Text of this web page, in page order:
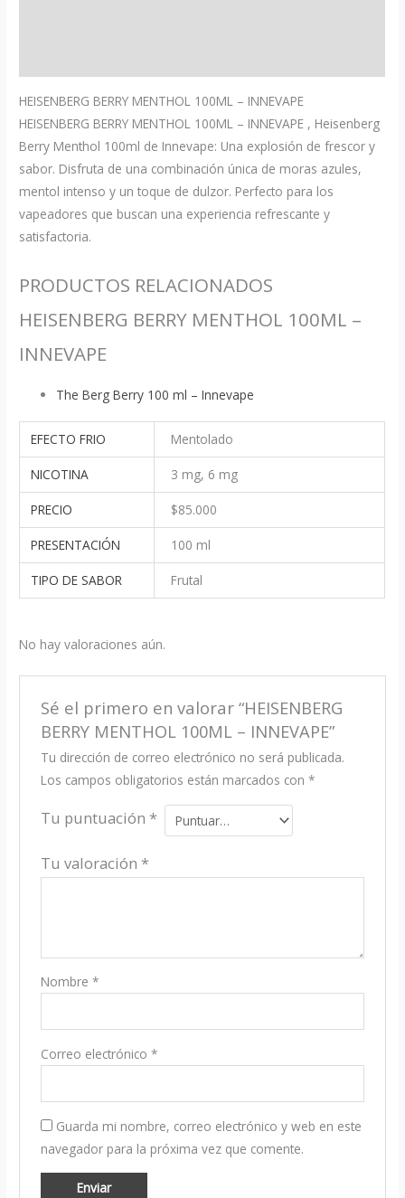
HEISENBERG BERRY MENTHOL 100ML – INNEVAPE
HEISENBERG BERRY MENTHOL 100ML – INNEVAPE , Heisenberg
Berry Menthol 100ml de Innevape: Una explosión de frescor y
sabor. Disfruta de una combinación única de moras azules,
mentol intenso y un toque de dulzor. Perfecto para los
vapeadores que buscan una experiencia refrescante y
satisfactoria.
PRODUCTOS RELACIONADOS
HEISENBERG BERRY MENTHOL 100ML –
INNEVAPE
The Berg Berry 100 ml – Innevape
EFECTO FRIO Mentolado
NICOTINA 3 mg, 6 mg
PRECIO $85.000
PRESENTACIÓN 100 ml
TIPO DE SABOR Frutal
No hay valoraciones aún.
Sé el primero en valorar “HEISENBERG
BERRY MENTHOL 100ML – INNEVAPE”
Tu dirección de correo electrónico no será publicada.
Los campos obligatorios están marcados con *
Tu puntuación *
Tu valoración *
Nombre *
Correo electrónico *
Guarda mi nombre, correo electrónico y web en este
navegador para la próxima vez que comente.